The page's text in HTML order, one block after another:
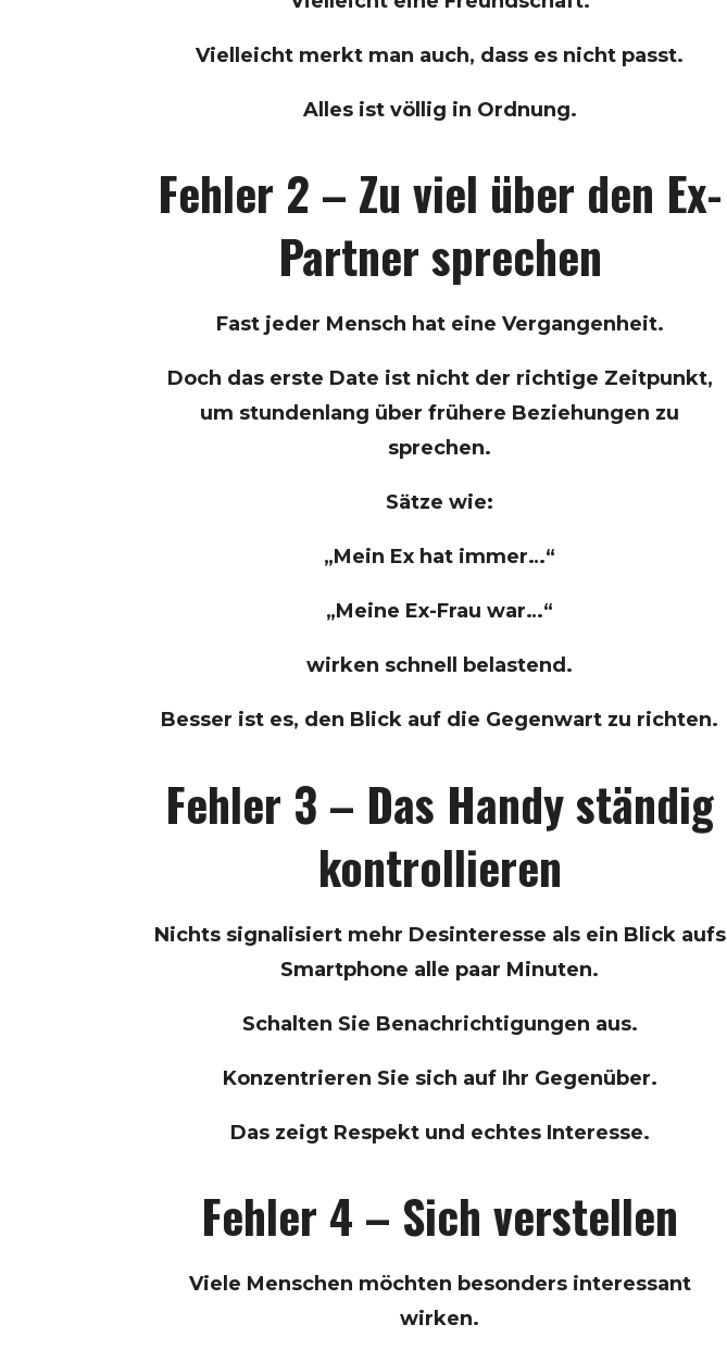
Vielleicht merkt man auch, dass es nicht passt.
Alles ist völlig in Ordnung.
Fehler 2 – Zu viel über den Ex-
Partner sprechen
Fast jeder Mensch hat eine Vergangenheit.
Doch das erste Date ist nicht der richtige Zeitpunkt,
um stundenlang über frühere Beziehungen zu
sprechen.
Sätze wie:
„Mein Ex hat immer…“
„Meine Ex-Frau war…“
wirken schnell belastend.
Besser ist es, den Blick auf die Gegenwart zu richten.
Fehler 3 – Das Handy ständig
kontrollieren
Nichts signalisiert mehr Desinteresse als ein Blick aufs
Smartphone alle paar Minuten.
Schalten Sie Benachrichtigungen aus.
Konzentrieren Sie sich auf Ihr Gegenüber.
Das zeigt Respekt und echtes Interesse.
Fehler 4 – Sich verstellen
Viele Menschen möchten besonders interessant
wirken.